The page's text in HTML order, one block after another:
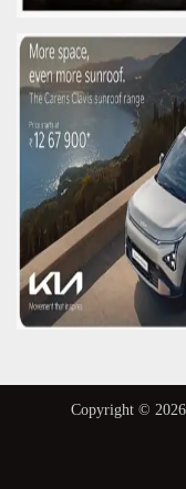
Copyright © 2026,